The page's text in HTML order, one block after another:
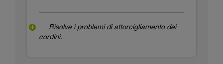
Risolve i problemi di attorcigliamento dei
cordini.